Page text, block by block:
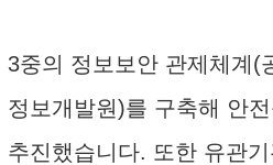
3중의 정보보안 관제체계(
정보개발원)를 구축해 안
추진했습니다. 또한 유관